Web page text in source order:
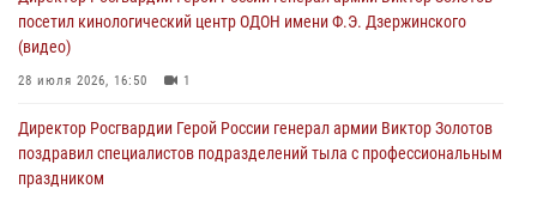
10 августа 2026, 12:00
посетил кинологический центр ОДОН имени Ф.Э. Дзержинского
(видео)
28 июля 2026, 16:50 1
Директор Росгвардии Герой России генерал армии Виктор Золотов
поздравил специалистов подразделений тыла с профессиональным
праздником